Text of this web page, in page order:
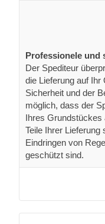
Professionele und
Der Spediteur
die Lieferung auf
Sicherheit und der
möglich, dass der
Ihres Grundstückes
Teile Ihrer
Eindringen von
geschützt sind.